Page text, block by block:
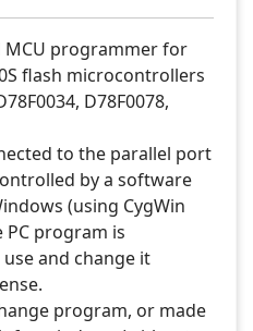
MCU programmer for
flash microcontrollers
D78F0078,
to the parallel port
by a software
(using CygWin
PC program is
and change it
program, or made